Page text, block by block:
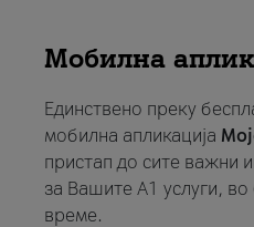
Мобилна
Единствено преку
мобилна апликација
пристап до сите важни
за Вашите A1 услуги,
време.